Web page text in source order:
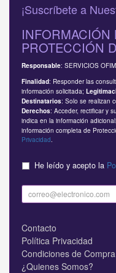
¡Suscríbete a
INFORMACIÓN
PROTECCIÓN
Responsable: SERVICIOS
Finalidad: Responder las
información solicitada;
Destinatarios: Solo se realizan
Derechos: Acceder, rectificar y
indica en la información adicional;
información completa de
Privacidad
He leído y acepto la
Contacto
Política Privacidad
Condiciones de Compra
¿Quienes Somos?